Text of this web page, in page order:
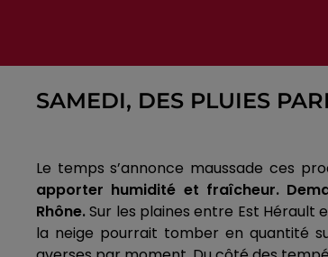
SAMEDI, DES PLUIES
Le temps s’annonce maussade ces
apporter humidité et fraîcheur.
Rhône.Sur les plaines entre Est Hérault
la neige pourrait tomber en quantité